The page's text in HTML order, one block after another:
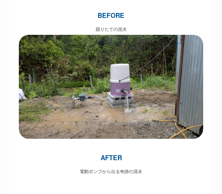
BEFORE
掘りたての泥水
AFTER
電動ポンプから出る奇跡の清水